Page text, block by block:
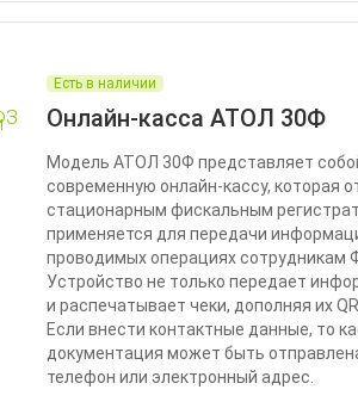
Есть в наличии
Онлайн-касса АТОЛ 30Ф
Модель АТОЛ 30Ф представляет
современную онлайн-кассу, которая
стационарным фискальным
применяется для передачи
проводимых операциях сотрудникам
Устройство не только передает
и распечатывает чеки, дополняя их
Если внести контактные данные, то
документация может быть
телефон или электронный адрес.